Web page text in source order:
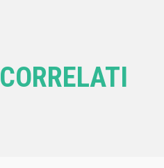
CORRELATI